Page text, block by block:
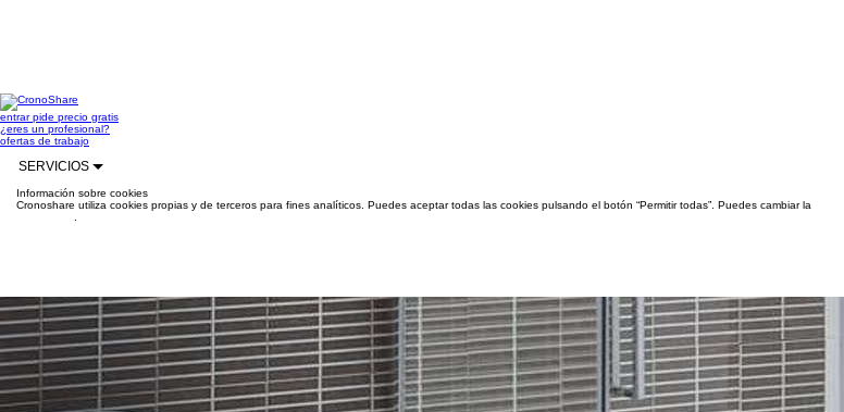
entrarpide precio gratis
¿eres un profesional?
ofertas de trabajo
SERVICIOS
Información sobre cookies
Cronoshare utiliza cookies propias y de terceros para fines analíticos. Puedes aceptar todas las cookies pulsando el botón “Permitir todas”. Puedes cambiar la